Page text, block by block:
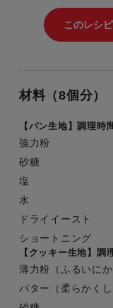
材料（8個分）
【パン生地】調理時
強力粉
砂糖
塩
水
ドライイースト
ショートニング
【クッキー生地】調
薄力粉（ふるいにか
バター（柔らかくし